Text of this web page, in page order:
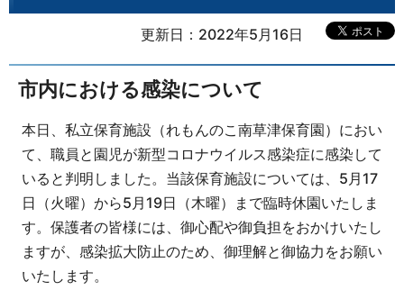
更新日：2022年5月16日
市内における感染について
本日、私立保育施設（れもんのこ南草津保育園）におい
て、職員と園児が新型コロナウイルス感染症に感染して
いると判明しました。当該保育施設については、5月17
日（火曜）から5月19日（木曜）まで臨時休園いたしま
す。保護者の皆様には、御心配や御負担をおかけいたし
ますが、感染拡大防止のため、御理解と御協力をお願い
いたします。